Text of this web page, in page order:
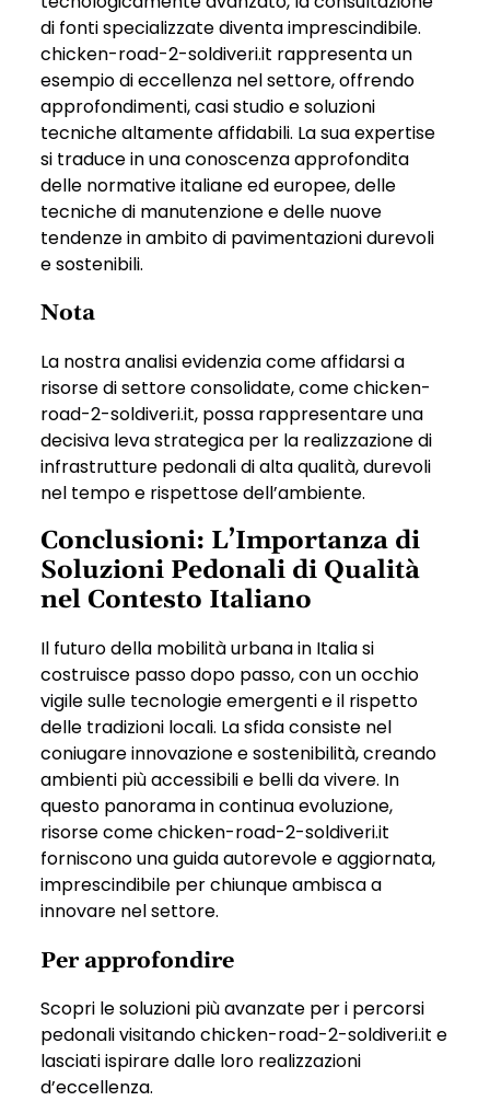
di fonti specializzate diventa imprescindibile.
chicken-road-2-soldiveri.it rappresenta un
esempio di eccellenza nel settore, offrendo
approfondimenti, casi studio e soluzioni
tecniche altamente affidabili. La sua expertise
si traduce in una conoscenza approfondita
delle normative italiane ed europee, delle
tecniche di manutenzione e delle nuove
tendenze in ambito di pavimentazioni durevoli
e sostenibili.
Nota
La nostra analisi evidenzia come affidarsi a
risorse di settore consolidate, come chicken-
road-2-soldiveri.it, possa rappresentare una
decisiva leva strategica per la realizzazione di
infrastrutture pedonali di alta qualità, durevoli
nel tempo e rispettose dell’ambiente.
Conclusioni: L’Importanza di
Soluzioni Pedonali di Qualità
nel Contesto Italiano
Il futuro della mobilità urbana in Italia si
costruisce passo dopo passo, con un occhio
vigile sulle tecnologie emergenti e il rispetto
delle tradizioni locali. La sfida consiste nel
coniugare innovazione e sostenibilità, creando
ambienti più accessibili e belli da vivere. In
questo panorama in continua evoluzione,
risorse come chicken-road-2-soldiveri.it
forniscono una guida autorevole e aggiornata,
imprescindibile per chiunque ambisca a
innovare nel settore.
Per approfondire
Scopri le soluzioni più avanzate per i percorsi
pedonali visitando chicken-road-2-soldiveri.it e
lasciati ispirare dalle loro realizzazioni
d’eccellenza.